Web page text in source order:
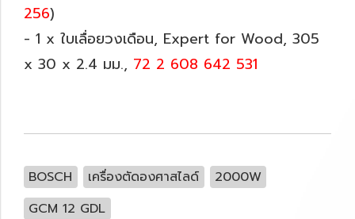
256)
- 1 x ใบเลื่อยวงเดือน, Expert for Wood, 305
x 30 x 2.4 มม., 72 2 608 642 531
BOSCH เครื่องตัดองศาสไลด์
2000W
GCM 12 GDL